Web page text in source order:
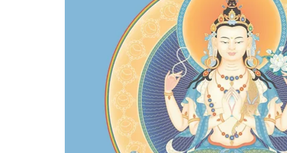
KADAMPA H